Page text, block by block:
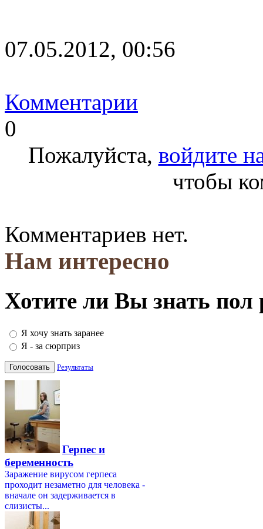
07.05.2012, 00:56
Комментарии
0
Пожалуйста, войдите
чтобы
Комментариев нет.
Нам интересно
Хотите ли Вы знать
Я хочу знать заранее
Я - за сюрприз
Результаты
Герпес и
беременность
Заражение вирусом герпеса
проходит незаметно для человека -
вначале он задерживается в
слизисты...